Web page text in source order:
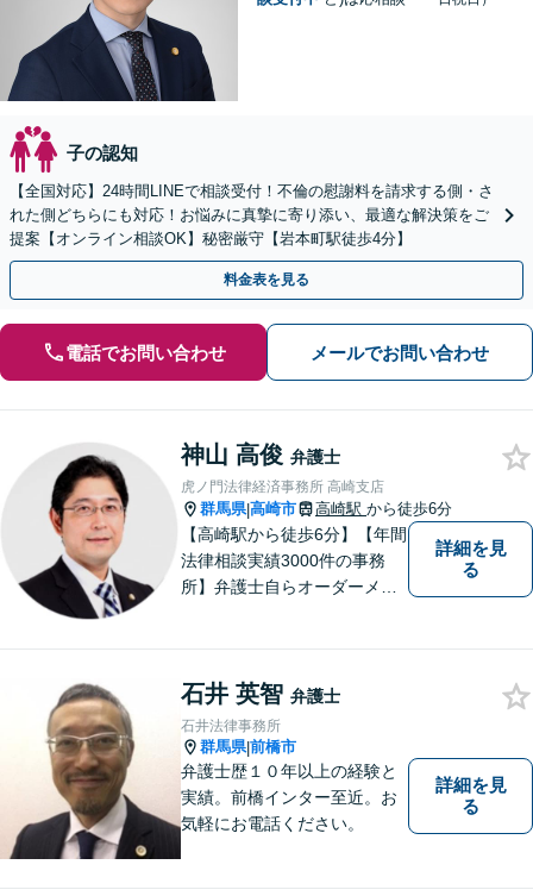
子の認知
【全国対応】24時間LINEで相談受付！不倫の慰謝料を請求する側・さ
れた側どちらにも対応！お悩みに真摯に寄り添い、最適な解決策をご
提案【オンライン相談OK】秘密厳守【岩本町駅徒歩4分】
料金表を見る
電話でお問い合わせ メールでお問い合わせ
神山 高俊 弁護士
虎ノ門法律経済事務所 高崎支店
群馬県|高崎市 高崎駅 から徒歩6分
【高崎駅から徒歩6分】【年間
法律相談実績3000件の事務
所】弁護士自らオーダーメイ
とまずはご相談ください！
【土日祝日・夜間も対応可
能】
詳細を見
る
石井 英智 弁護士
石井法律事務所
群馬県|前橋市
弁護士歴１０年以上の経験と
実績。前橋インター至近。お
気軽にお電話ください。
詳細を見
る